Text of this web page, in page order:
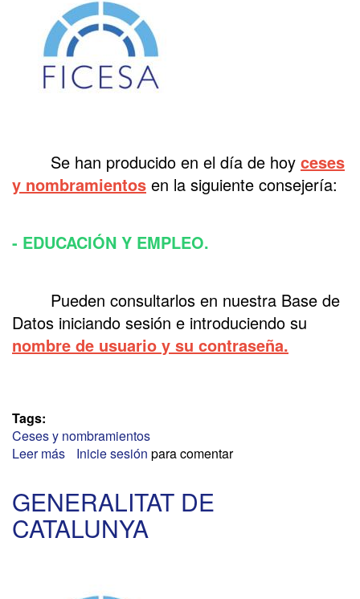
Se han producido en el día de hoy ceses
y nombramientos en la siguiente consejería:
- EDUCACIÓN Y EMPLEO.
Pueden consultarlos en nuestra Base de
Datos iniciando sesión e introduciendo su
nombre de usuario y su contraseña.
Tags:
Ceses y nombramientos
Leer más sobre
EXTREMADURA
Inicie sesión para comentar
GENERALITAT DE
CATALUNYA